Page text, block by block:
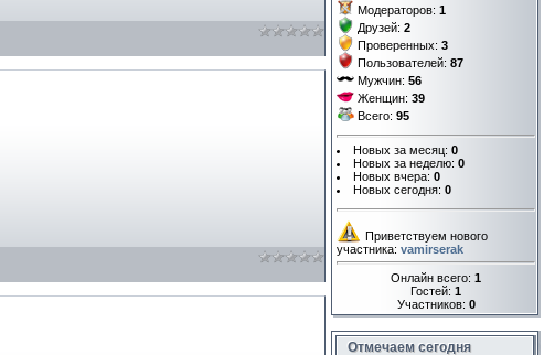
Модераторов: 1
Друзей: 2
Проверенных: 3
Пользователей: 87
Мужчин: 56
Женщин: 39
Всего: 95
Новых за месяц: 0
Новых за неделю: 0
Новых вчера: 0
Новых сегодня: 0
Приветствуем нового
участника: vamirserak
Онлайн всего: 1
Гостей: 1
Участников: 0
Отмечаем сегодня